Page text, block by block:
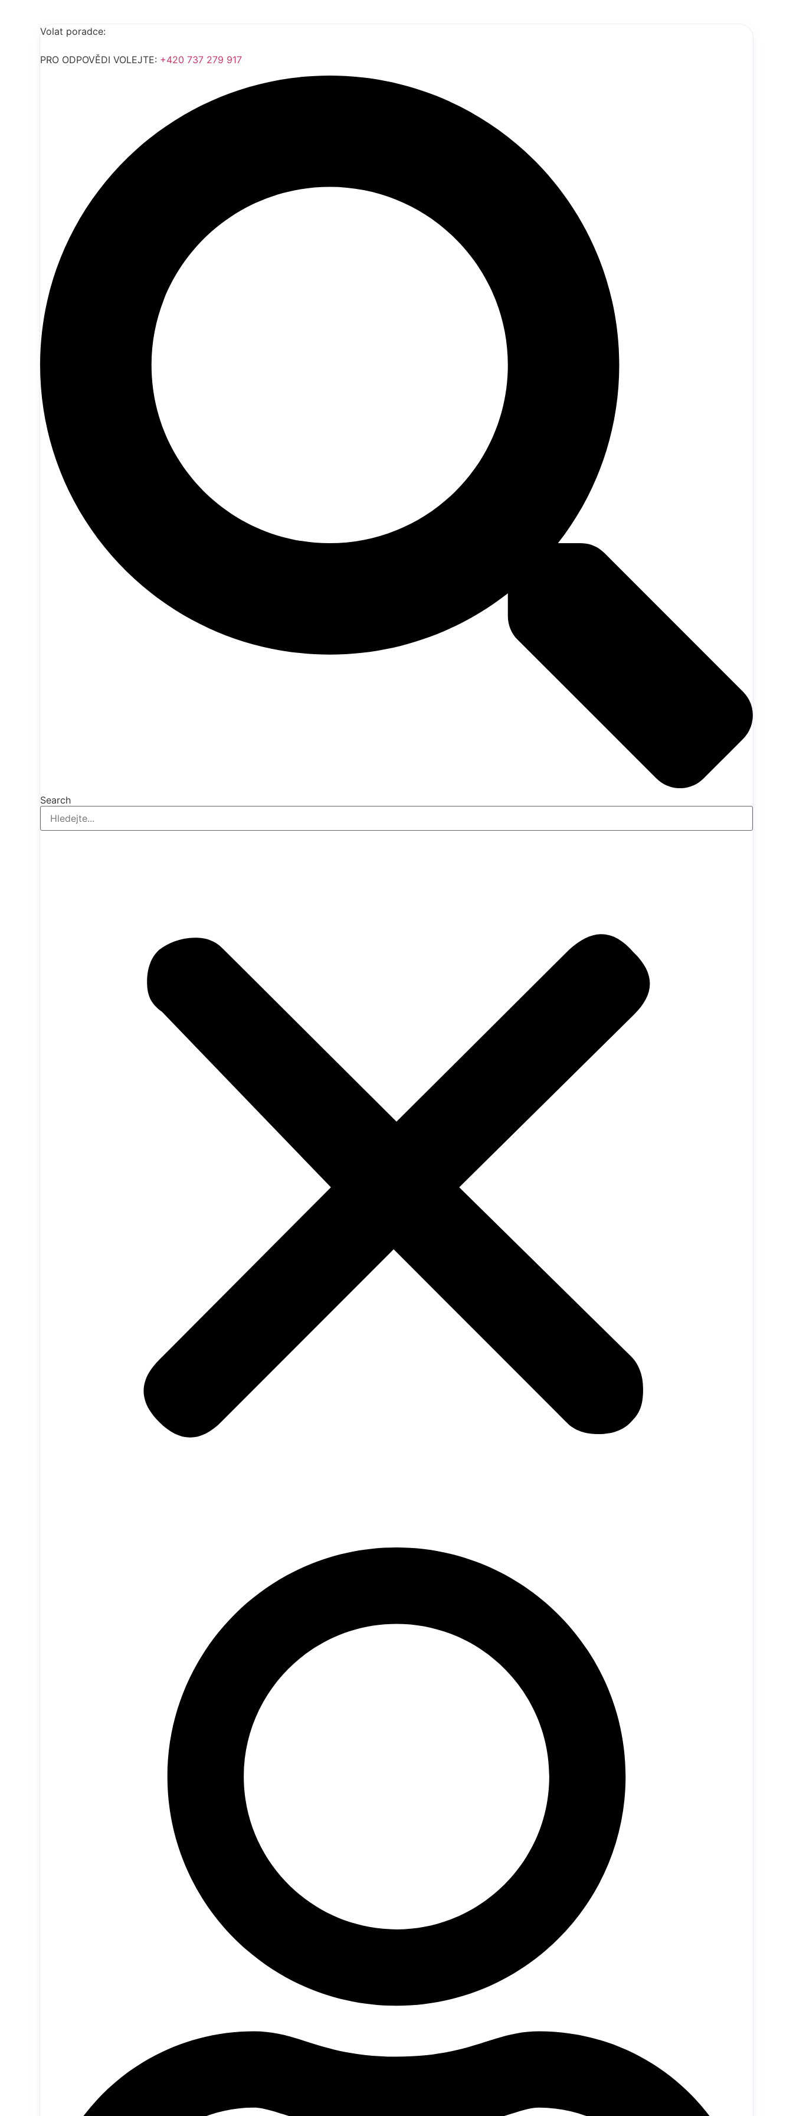
Přejít
obsahu
Volat poradce:
PRO ODPOVĚDI VOLEJTE: +420 737 279 917
Search